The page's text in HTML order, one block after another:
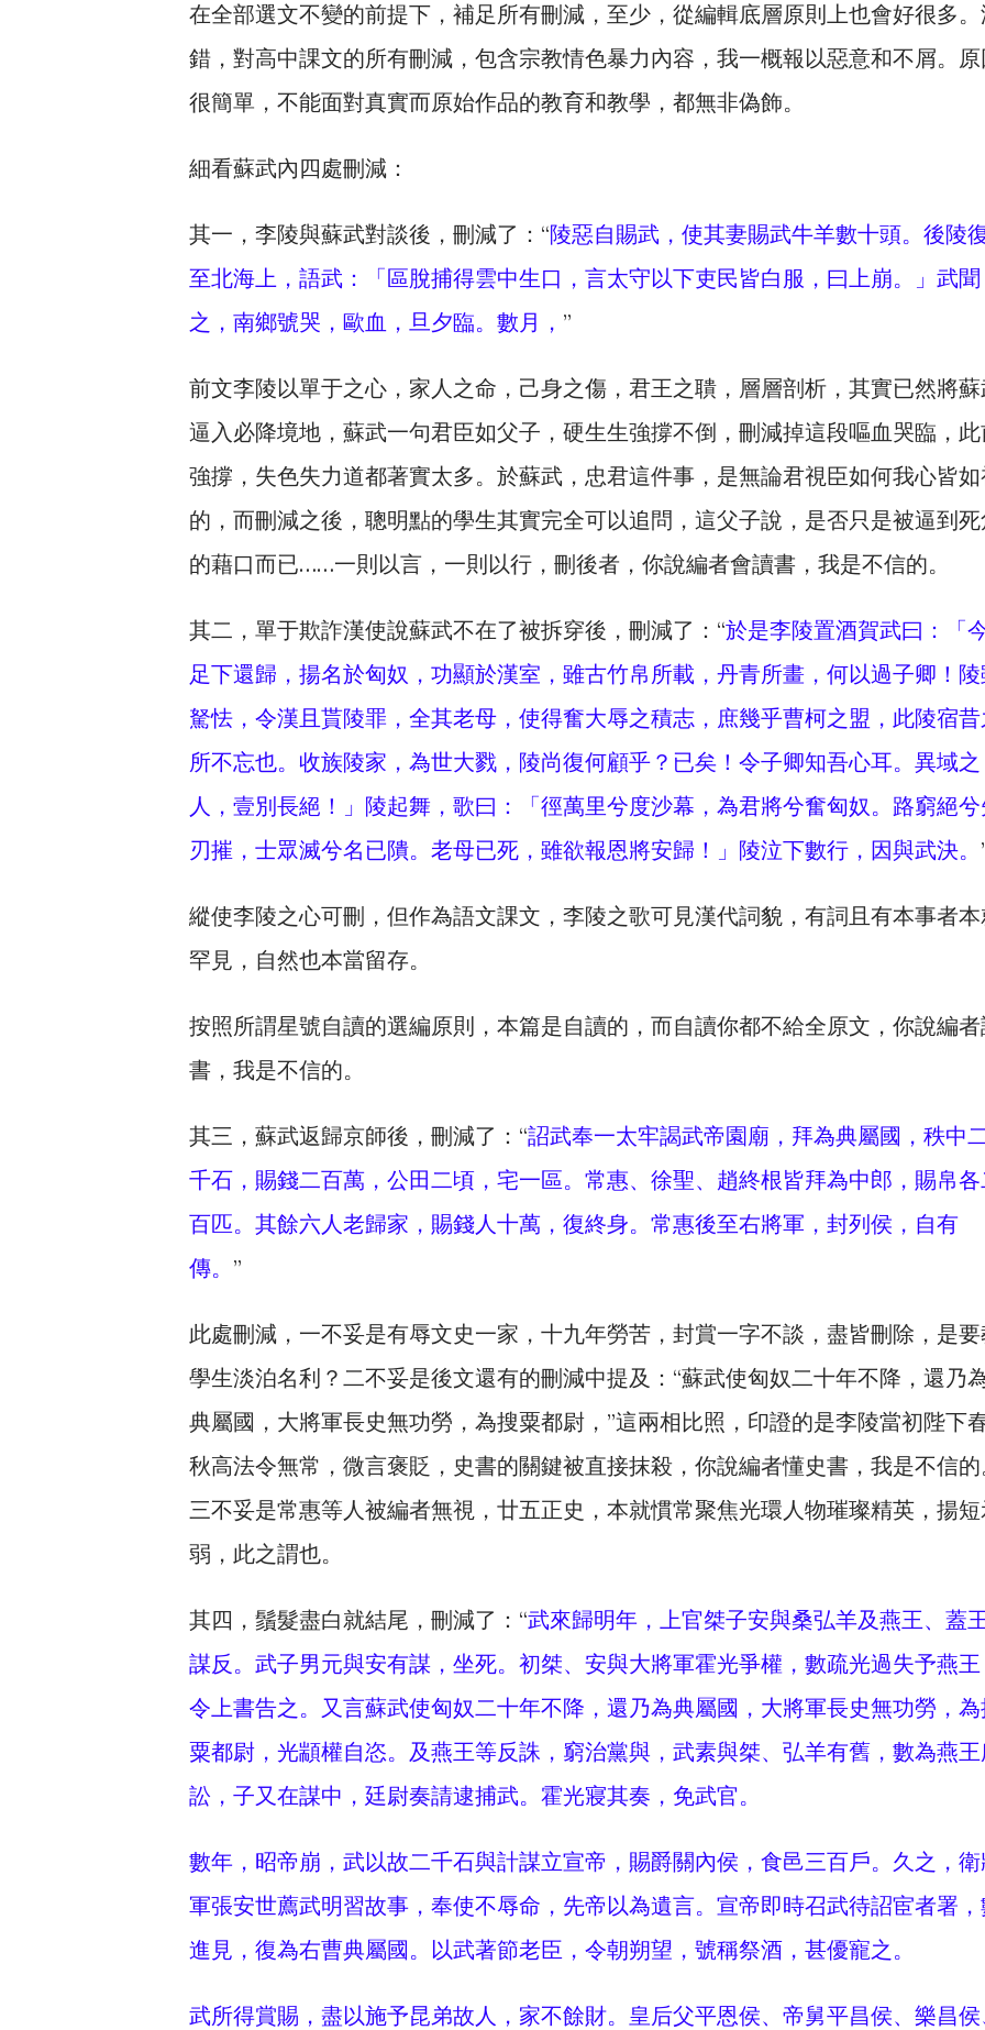
在全部選文不變的前提下，補足所有刪減，至少，從編輯底層原則上也會好很多。
錯，對高中課文的所有刪減，包含宗教情色暴力內容，我一概報以惡意和不屑。原
很簡單，不能面對真實而原始作品的教育和教學，都無非偽飾。
細看蘇武內四處刪減：
其一，李陵與蘇武對談後，刪減了：“陵惡自賜武，使其妻賜武牛羊數十頭。後陵
至北海上，語武：「區脫捕得雲中生口，言太守以下吏民皆白服，曰上崩。」武聞
之，南鄉號哭，歐血，旦夕臨。數月， ”
前文李陵以單于之心，家人之命，己身之傷，君王之聵，層層剖析，其實已然將蘇
逼入必降境地，蘇武一句君臣如父子，硬生生強撐不倒，刪減掉這段嘔血哭臨，
強撐，失色失力道都著實太多。於蘇武，忠君這件事，是無論君視臣如何我心皆如
的，而刪減之後，聰明點的學生其實完全可以追問，這父子說，是否只是被逼到死
的藉口而已……一則以言，一則以行，刪後者，你說編者會讀書，我是不信的。
其二，單于欺詐漢使說蘇武不在了被拆穿後，刪減了：“於是李陵置酒賀武曰：「
足下還歸，揚名於匈奴，功顯於漢室，雖古竹帛所載，丹青所畫，何以過子卿！
駑怯，令漢且貰陵罪，全其老母，使得奮大辱之積志，庶幾乎曹柯之盟，此陵宿昔
所不忘也。收族陵家，為世大戮，陵尚復何顧乎？已矣！令子卿知吾心耳。異域之
人，壹別長絕！」陵起舞，歌曰：「徑萬里兮度沙幕，為君將兮奮匈奴。路窮絕兮
刃摧，士眾滅兮名已隤。老母已死，雖欲報恩將安歸！」陵泣下數行，因與武決。
縱使李陵之心可刪，但作為語文課文，李陵之歌可見漢代詞貌，有詞且有本事者
罕見，自然也本當留存。
按照所謂星號自讀的選編原則，本篇是自讀的，而自讀你都不給全原文，你說編
書，我是不信的。
其三，蘇武返歸京師後，刪減了：“詔武奉一太牢謁武帝園廟，拜為典屬國，秩中
千石，賜錢二百萬，公田二頃，宅一區。常惠、徐聖、趙終根皆拜為中郎，賜帛各
百匹。其餘六人老歸家，賜錢人十萬，復終身。常惠後至右將軍，封列侯，自有
傳。 ”
此處刪減，一不妥是有辱文史一家，十九年勞苦，封賞一字不談，盡皆刪除，是要
學生淡泊名利？二不妥是後文還有的刪減中提及：“蘇武使匈奴二十年不降，還乃
典屬國，大將軍長史無功勞，為搜粟都尉，”這兩相比照，印證的是李陵當初陛下
秋高法令無常，微言褒貶，史書的關鍵被直接抹殺，你說編者懂史書，我是不信的
三不妥是常惠等人被編者無視，廿五正史，本就慣常聚焦光環人物璀璨精英，揚
弱，此之謂也。
其四，鬚髮盡白就結尾，刪減了：“武來歸明年，上官桀子安與桑弘羊及燕王、蓋
謀反。武子男元與安有謀，坐死。初桀、安與大將軍霍光爭權，數疏光過失予燕王
令上書告之。又言蘇武使匈奴二十年不降，還乃為典屬國，大將軍長史無功勞，為
粟都尉，光顓權自恣。及燕王等反誅，窮治黨與，武素與桀、弘羊有舊，數為燕
訟，子又在謀中，廷尉奏請逮捕武。霍光寢其奏，免武官。
數年，昭帝崩，武以故二千石與計謀立宣帝，賜爵關內侯，食邑三百戶。久之，
軍張安世薦武明習故事，奉使不辱命，先帝以為遺言。宣帝即時召武待詔宦者署，
進見，復為右曹典屬國。以武著節老臣，令朝朔望，號稱祭酒，甚優寵之。
武所得賞賜，盡以施予昆弟故人，家不餘財。皇后父平恩侯、帝舅平昌侯、樂昌侯